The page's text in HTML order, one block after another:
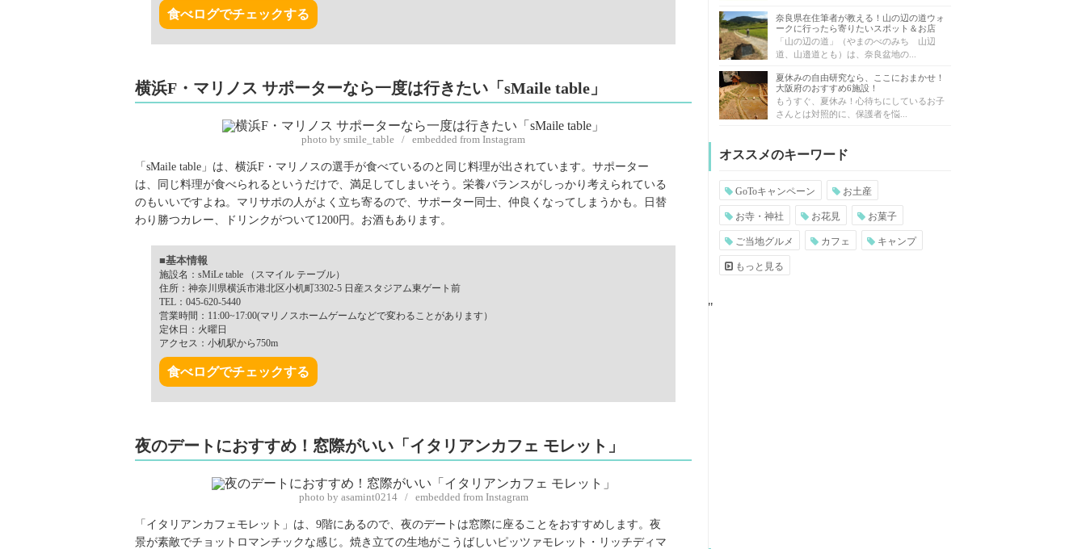
食べログでチェックする
横浜F・マリノス サポーターなら一度は行きたい「sMaile table」
photo by smile_table / embedded from Instagram
「sMaile table」は、横浜F・マリノスの選手が食べているのと同じ料理が出されています。サポーター
は、同じ料理が食べられるというだけで、満足してしまいそう。栄養バランスがしっかり考えられている
のもいいですよね。マリサポの人がよく立ち寄るので、サポーター同士、仲良くなってしまうかも。日替
わり勝つカレー、ドリンクがついて1200円。お酒もあります。
■基本情報
施設名：sMiLe table （スマイル テーブル）
住所：神奈川県横浜市港北区小机町3302-5 日産スタジアム東ゲート前
TEL：045-620-5440
営業時間：11:00~17:00(マリノスホームゲームなどで変わることがあります）
定休日：火曜日
アクセス：小机駅から750m
食べログでチェックする
夜のデートにおすすめ！窓際がいい「イタリアンカフェ モレット」
photo by asamint0214 / embedded from Instagram
「イタリアンカフェモレット」は、9階にあるので、夜のデートは窓際に座ることをおすすめします。夜
景が素敵でチョットロマンチックな感じ。焼き立ての生地がこうばしいピッツァモレット・リッチディマ
奈良県在住筆者が教える！山の辺の道ウォ
ークに行ったら寄りたいスポット＆お店
「山の辺の道」（やまのべのみち 山辺
道、山邉道とも）は、奈良盆地の...
夏休みの自由研究なら、ここにおまかせ！
大阪府のおすすめ6施設！
もうすぐ、夏休み！心待ちにしているお子
さんとは対照的に、保護者を悩...
オススメのキーワード
GoToキャンペーン お土産
お寺・神社 お花見 お菓子
ご当地グルメ カフェ キャンプ
もっと見る
"